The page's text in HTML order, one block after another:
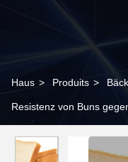
Haus > Produits >
Resistenz von Buns